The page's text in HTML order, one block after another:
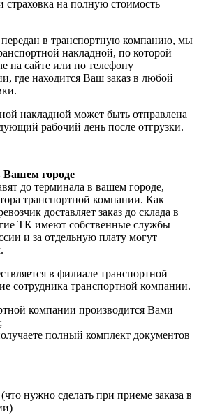
страховка на полную стоимость
передан в транспортную компанию, мы
накладной, по которой
на сайте или по телефону
где находится Ваш заказ в любой
накладной может быть отправлена
рабочий день после отгрузки.
Вашем городе
до терминала в вашем городе,
транспортной компании. Как
доставляет заказ до склада в
ТК имеют собственные службы
и за отдельную плату могут
в филиале транспортной
сотрудника транспортной компании.
компании производится Вами
полный комплект документов
(что нужно сделать при приеме заказа в